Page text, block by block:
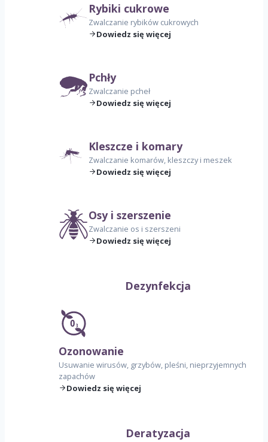
Rybiki cukrowe
Zwalczanie rybików cukrowych
Dowiedz się więcej
Pchły
Zwalczanie pcheł
Dowiedz się więcej
Kleszcze i komary
Zwalczanie komarów, kleszczy i meszek
Dowiedz się więcej
Osy i szerszenie
Zwalczanie os i szerszeni
Dowiedz się więcej
Dezynfekcja
Ozonowanie
Usuwanie wirusów, grzybów, pleśni, nieprzyjemnych
zapachów
Dowiedz się więcej
Deratyzacja